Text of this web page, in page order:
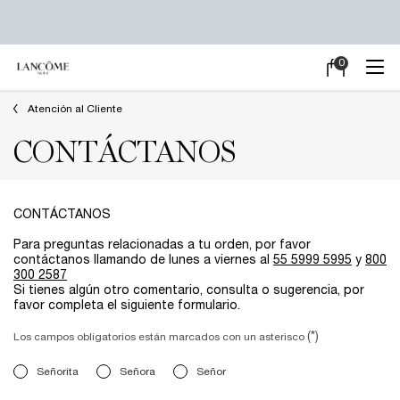
Mi
0
0 producto
Atención al Cliente
CONTÁCTANOS
CONTÁCTANOS
Para preguntas relacionadas a tu orden, por favor
contáctanos llamando de lunes a viernes al 55 5999 5995 y 800
300 2587
Si tienes algún otro comentario, consulta o sugerencia, por
favor completa el siguiente formulario.
Los campos obligatorios están marcados con un asterisco (*)
Title Señorita Señora Señor